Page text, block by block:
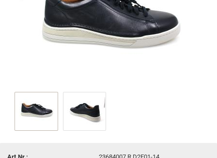
Art.Nr.:
23684007 R D2E01-14